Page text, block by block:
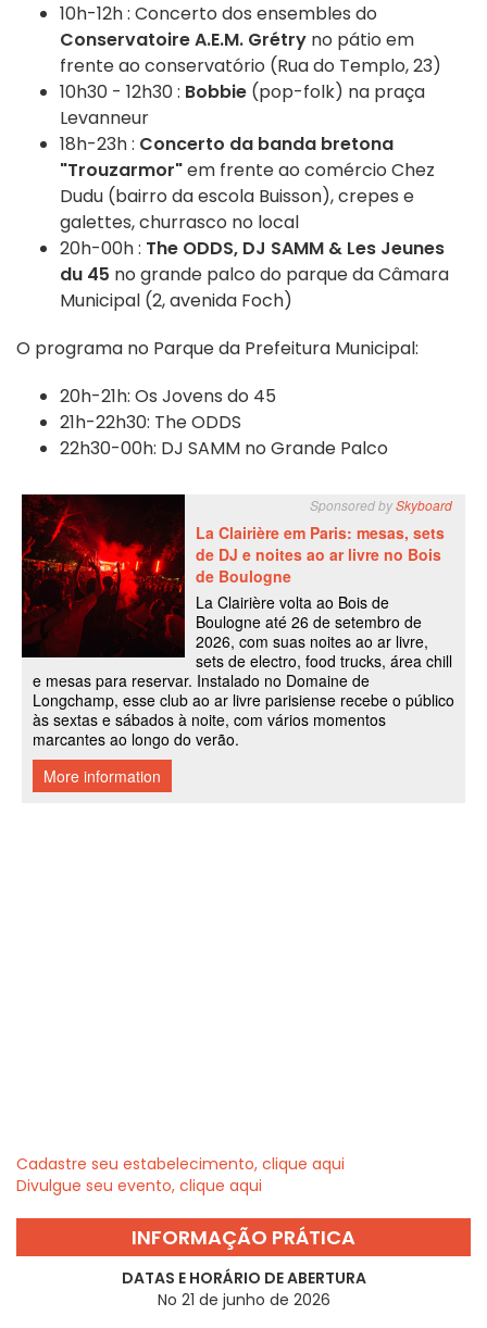
10h-12h : Concerto dos ensembles do
Conservatoire A.E.M. Grétry no pátio em
frente ao conservatório (Rua do Templo, 23)
10h30 - 12h30 : Bobbie (pop-folk) na praça
Levanneur
18h-23h : Concerto da banda bretona
"Trouzarmor"em frente ao comércio Chez
Dudu (bairro da escola Buisson), crepes e
galettes, churrasco no local
20h-00h : The ODDS, DJ SAMM & Les Jeunes
du 45 no grande palco do parque da Câmara
Municipal (2, avenida Foch)
O programa no Parque da Prefeitura Municipal:
20h-21h: Os Jovens do 45
21h-22h30: The ODDS
22h30-00h: DJ SAMM no Grande Palco
Cadastre seu estabelecimento, clique aqui
Divulgue seu evento, clique aqui
INFORMAÇÃO PRÁTICA
DATAS E HORÁRIO DE ABERTURA
No 21 de junho de 2026